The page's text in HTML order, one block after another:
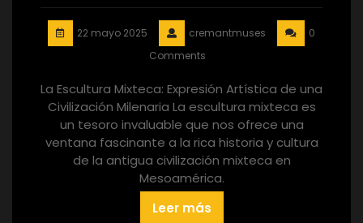
22 mayo 2025 cremantmuses
0
Comments
La Escultura Mixteca: Expresión Artística de una
Civilización Milenaria La escultura mixteca es
un tesoro invaluable que nos ofrece una
ventana fascinante a la rica historia y cultura
de la antigua civilización mixteca en
Mesoamérica.
Leer más